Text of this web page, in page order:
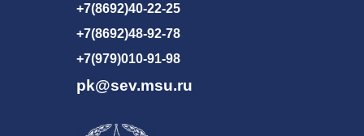
+7(8692)40-22-25
+7(8692)48-92-78
+7(979)010-91-98
pk@sev.msu.ru